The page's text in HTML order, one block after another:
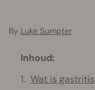
By Luke Sumpter
Inhoud:
Wat is